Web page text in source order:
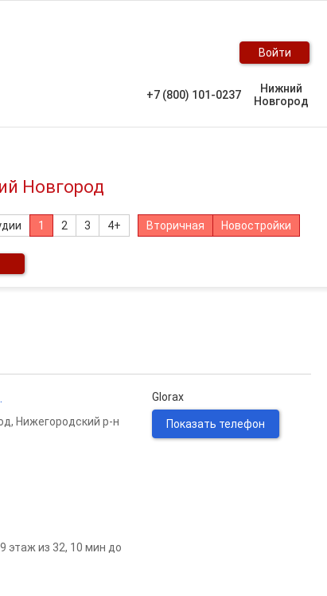
Войти
+7 (800) 101-0237
Нижний
Новгород
Новгород
1 2 3 4+ Вторичная Новостройки
, Нижегородский р-н
этаж из 32, 10 мин до
Glorax
Показать телефон